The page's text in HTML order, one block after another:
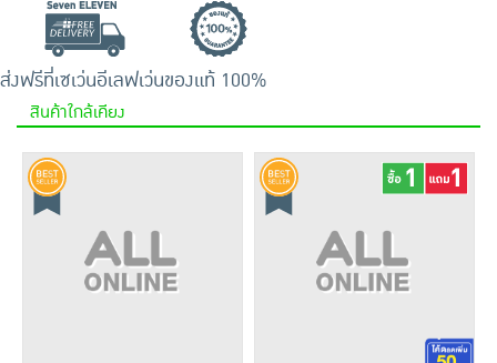
ส่งฟรีที่เซเว่นอีเลฟเว่นของแท้ 100%
สินค้าใกล้เคียง